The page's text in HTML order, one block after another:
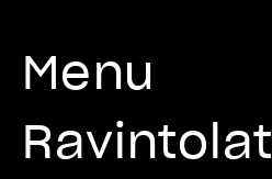
Menu
Ravintolat